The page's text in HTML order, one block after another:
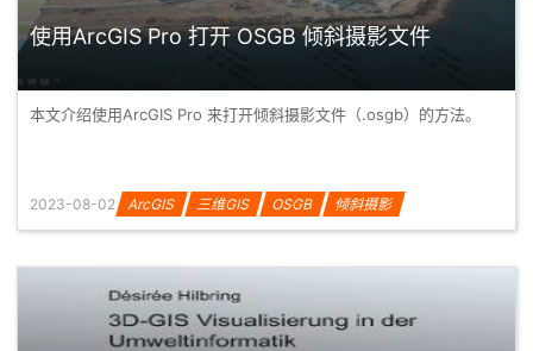
使用ArcGIS Pro 打开 OSGB 倾斜摄影文件
本文介绍使用ArcGIS Pro 来打开倾斜摄影文件（.osgb）的方法。
2023-08-02 ArcGIS 三维GIS OSGB 倾斜摄影